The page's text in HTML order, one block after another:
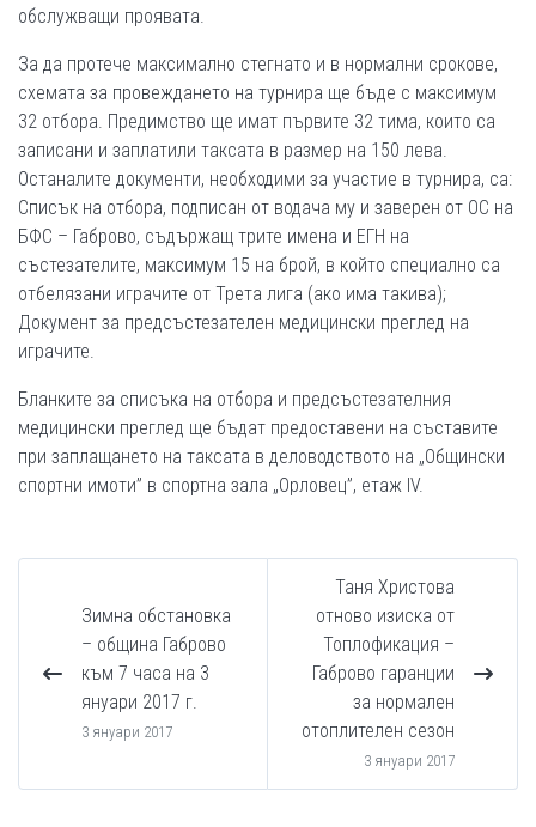
обслужващи проявата.
За да протече максимално стегнато и в нормални срокове,
схемата за провеждането на турнира ще бъде с максимум
32 отбора. Предимство ще имат първите 32 тима, които са
записани и заплатили таксата в размер на 150 лева.
Останалите документи, необходими за участие в турнира, са:
Списък на отбора, подписан от водача му и заверен от ОС на
БФС – Габрово, съдържащ трите имена и ЕГН на
състезателите, максимум 15 на брой, в който специално са
отбелязани играчите от Трета лига (ако има такива);
Документ за предсъстезателен медицински преглед на
играчите.
Бланките за списъка на отбора и предсъстезателния
медицински преглед ще бъдат предоставени на съставите
при заплащането на таксата в деловодството на „Общински
спортни имоти” в спортна зала „Орловец”, етаж IV.
Зимна обстановка
– община Габрово
към 7 часа на 3
януари 2017 г.
3 януари 2017
Таня Христова
отново изиска от
Топлофикация –
Габрово гаранции
за нормален
отоплителен сезон
3 януари 2017